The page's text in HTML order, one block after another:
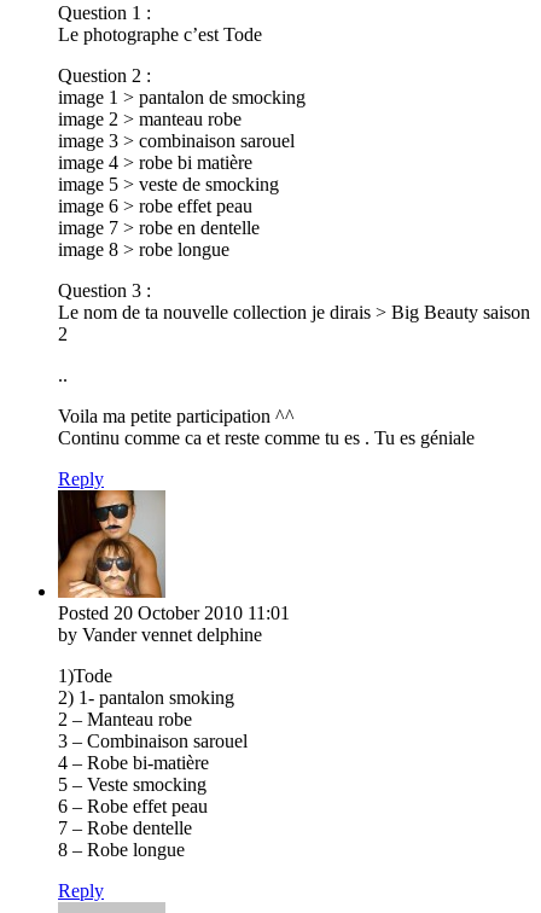
Question 1 :
Le photographe c’est Tode
Question 2 :
image 1 > pantalon de smocking
image 2 > manteau robe
image 3 > combinaison sarouel
image 4 > robe bi matière
image 5 > veste de smocking
image 6 > robe effet peau
image 7 > robe en dentelle
image 8 > robe longue
Question 3 :
Le nom de ta nouvelle collection je dirais > Big Beauty saison
2
..
Voila ma petite participation ^^
Continu comme ca et reste comme tu es . Tu es géniale
Reply
Posted 20 October 2010 11:01
by Vander vennet delphine
1)Tode
2) 1- pantalon smoking
2 – Manteau robe
3 – Combinaison sarouel
4 – Robe bi-matière
5 – Veste smocking
6 – Robe effet peau
7 – Robe dentelle
8 – Robe longue
Reply